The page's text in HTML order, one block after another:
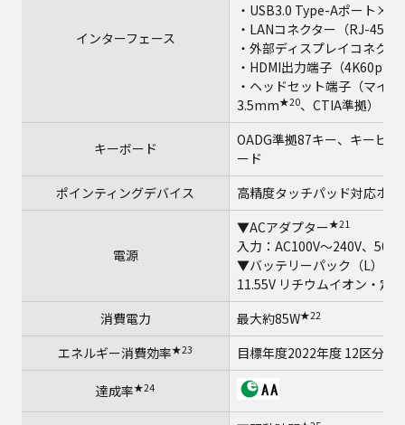
インターフェース
・USB3.0 Type-Aポート×3
・LANコネクター（RJ-45）
・外部ディスプレイコネク
・HDMI出力端子（4K60p出
・ヘッドセット端子（マイ
3.5mm★20、CTIA準拠）
キーボード
OADG準拠87キー、キーピ
ード
ポインティングデバイス
高精度タッチパッド対応ホ
電源
▼ACアダプター★21
入力：AC100V～240V、
▼バッテリーパック（L）
11.55V リチウムイオン・定
消費電力
最大約85W★22
エネルギー消費効率★23 目標年度2022年度 12区分
達成率★24